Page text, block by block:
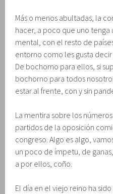
Más o menos abultadas, la
hacer, a poco que uno
mental, con el resto de
entorno como les gusta
De bochorno para ellos, si
bochorno para todos
estar al frente, con y sin
La mentira sobre los
partidos de la oposición
congreso. Algo es algo,
un poco de ímpetu, de
a por ellos, coño.
El día en el viejo reino ha